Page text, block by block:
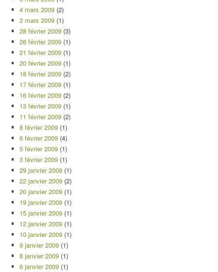
4 mars 2009 (2)
2 mars 2009 (1)
28 février 2009 (3)
26 février 2009 (1)
21 février 2009 (1)
20 février 2009 (1)
18 février 2009 (2)
17 février 2009 (1)
16 février 2009 (2)
13 février 2009 (1)
11 février 2009 (2)
8 février 2009 (1)
6 février 2009 (4)
5 février 2009 (1)
3 février 2009 (1)
29 janvier 2009 (1)
22 janvier 2009 (2)
20 janvier 2009 (1)
19 janvier 2009 (1)
15 janvier 2009 (1)
12 janvier 2009 (1)
10 janvier 2009 (1)
9 janvier 2009 (1)
8 janvier 2009 (1)
6 janvier 2009 (1)